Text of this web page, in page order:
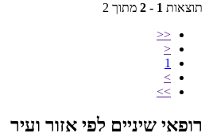
תוצאות 1 - 2
מתוך 2
<<
<
1
>
>>
רופאי שיניים לפי אזור ועיר